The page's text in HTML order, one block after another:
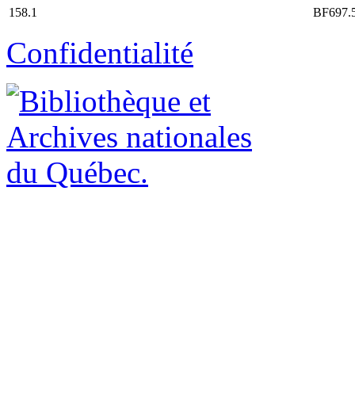
158.1
Confidentialité